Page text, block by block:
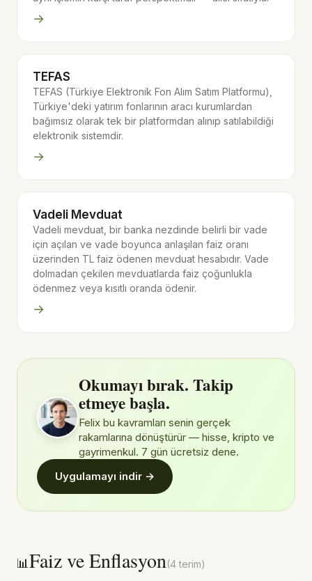
→
TEFAS
TEFAS (Türkiye Elektronik Fon Alım Satım Platformu),
Türkiye'deki yatırım fonlarının aracı kurumlardan
bağımsız olarak tek bir platformdan alınıp satılabildiği
elektronik sistemdir.
→
Vadeli Mevduat
Vadeli mevduat, bir banka nezdinde belirli bir vade
için açılan ve vade boyunca anlaşılan faiz oranı
üzerinden TL faiz ödenen mevduat hesabıdır. Vade
dolmadan çekilen mevduatlarda faiz çoğunlukla
ödenmez veya kısıtlı oranda ödenir.
→
Okumayı bırak. Takip
etmeye başla.
Felix bu kavramları senin gerçek
rakamlarına dönüştürür — hisse, kripto ve
gayrimenkul. 7 gün ücretsiz dene.
Uygulamayı indir →
📊Faiz ve Enflasyon(4 terim)